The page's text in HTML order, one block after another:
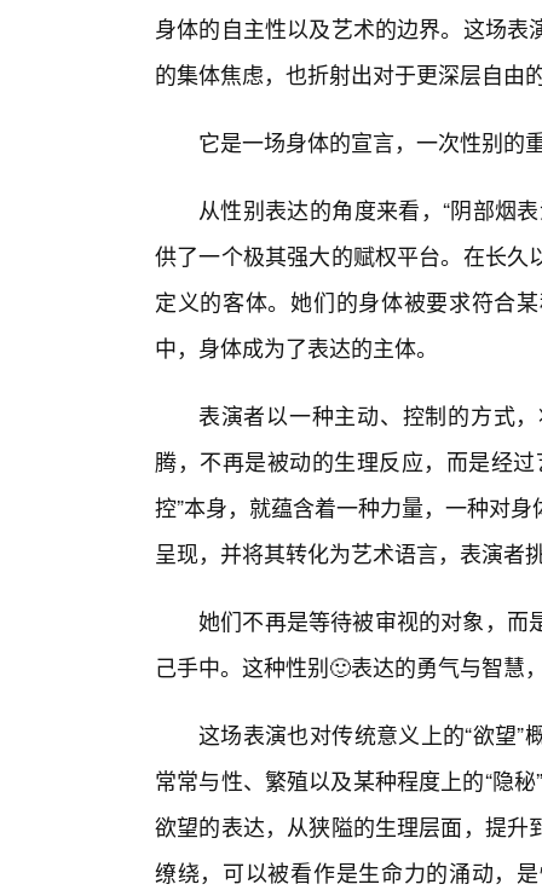
身体的自主性以及艺术的边界。这场
的集体焦虑，也折射出对于更深层自由
它是一场身体的宣言，一次性别的
从性别表达的角度来看，“阴部烟
供了一个极其强大的赋权平台。在长
定义的客体。她们的身体被要求符合
中，身体成为了表达的主体。
表演者以一种主动、控制的方式
腾，不再是被动的生理反应，而是经
控”本身，就蕴含着一种力量，一种对
呈现，并将其转化为艺术语言，表演者
她们不再是等待被审视的对象，而
己手中。这种性别🙂表达的勇气与智慧
这场表演也对传统意义上的“欲望
常常与性、繁殖以及某种程度上的“隐
欲望的表达，从狭隘的生理层面，提
缭绕，可以被看作是生命力的涌动，